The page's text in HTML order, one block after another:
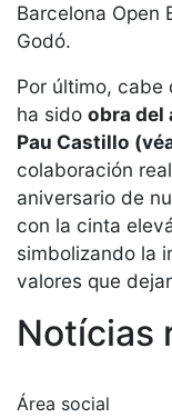
Campeonato
Social de
Cuadros de
Juego
Cuadro de
Honor
Histórico
Social
Normativa
Pádel
Barcelona Open
Godó.
Por último,
ha sido obra del
Pau Castillo
colaboración
aniversario de
con la cinta
simbolizando la
valores que
Notícias
Área social